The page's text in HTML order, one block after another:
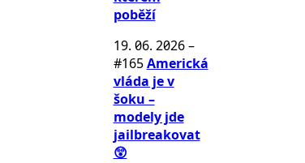
poběží
19. 06. 2026–
#165 Americká
vláda je v
šoku –
modely jde
jailbreakovat
😲